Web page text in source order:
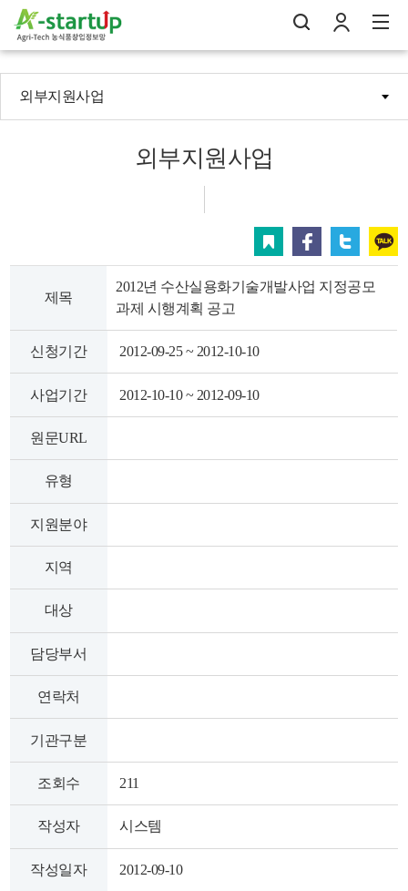
색 그 체
외부지원사업
외부지원사업
트위터 카카오
제목
2012년 수산실용화기술개발사업 지정공모
과제 시행계획 공고
신청기간 2012-09-25 ~ 2012-10-10
사업기간 2012-10-10 ~ 2012-09-10
원문URL
유형
지원분야
지역
대상
담당부서
연락처
기관구분
조회수 211
작성자 시스템
작성일자 2012-09-10